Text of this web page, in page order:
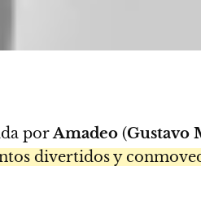
porAmadeo (Gustavo
divertidos y